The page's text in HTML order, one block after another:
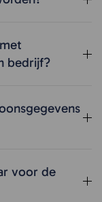
bedrijf?
voor de